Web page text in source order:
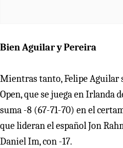
Bien Aguilar y Pereira
Mientras tanto, Felipe Aguilar
Open, que se juega en Irlanda
suma -8 (67-71-70) en el
que lideran el español Jon
Daniel Im, con -17.